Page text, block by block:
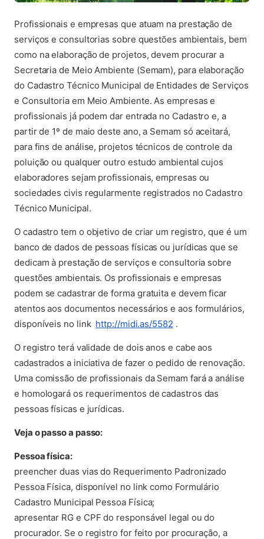
Profissionais e empresas que atuam na prestação de
serviços e consultorias sobre questões ambientais, bem
como na elaboração de projetos, devem procurar a
Secretaria de Meio Ambiente (Semam), para elaboração
do Cadastro Técnico Municipal de Entidades de Serviços
e Consultoria em Meio Ambiente. As empresas e
profissionais já podem dar entrada no Cadastro e, a
partir de 1º de maio deste ano, a Semam só aceitará,
para fins de análise, projetos técnicos de controle da
poluição ou qualquer outro estudo ambiental cujos
elaboradores sejam profissionais, empresas ou
sociedades civis regularmente registrados no Cadastro
Técnico Municipal.
O cadastro tem o objetivo de criar um registro, que é um
banco de dados de pessoas físicas ou jurídicas que se
dedicam à prestação de serviços e consultoria sobre
questões ambientais. Os profissionais e empresas
podem se cadastrar de forma gratuita e devem ficar
atentos aos documentos necessários e aos formulários,
disponíveis no link http://midi.as/5582(abre em nova aba)
.
O registro terá validade de dois anos e cabe aos
cadastrados a iniciativa de fazer o pedido de renovação.
Uma comissão de profissionais da Semam fará a análise
e homologará os requerimentos de cadastros das
pessoas físicas e jurídicas.
Veja o passo a passo:
Pessoa física:
preencher duas vias do Requerimento Padronizado
Pessoa Física, disponível no link como Formulário
Cadastro Municipal Pessoa Física;
apresentar RG e CPF do responsável legal ou do
procurador. Se o registro for feito por procuração, a